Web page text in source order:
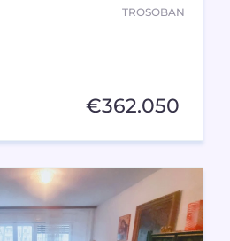
TROSOBAN
€362.050